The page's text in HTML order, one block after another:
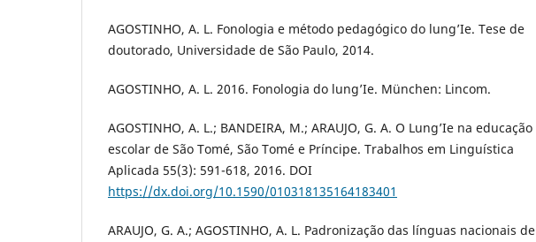
AGOSTINHO, A. L. Fonologia e método pedagógico do lung’Ie. Tese de
doutorado, Universidade de São Paulo, 2014.
AGOSTINHO, A. L. 2016. Fonologia do lung’Ie. München: Lincom.
AGOSTINHO, A. L.; BANDEIRA, M.; ARAUJO, G. A. O Lung’Ie na educação
escolar de São Tomé, São Tomé e Príncipe. Trabalhos em Linguística
Aplicada 55(3): 591-618, 2016. DOI
https://dx.doi.org/10.1590/010318135164183401
ARAUJO, G. A.; AGOSTINHO, A. L. Padronização das línguas nacionais de